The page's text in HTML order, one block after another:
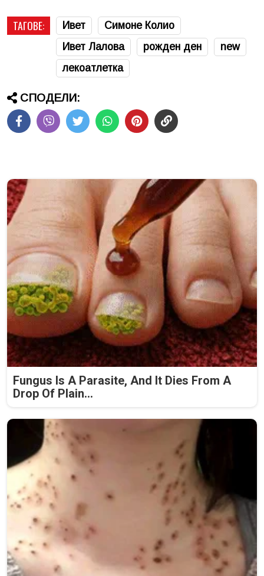
ТАГОВЕ: Ивет
Симоне Колио
Ивет Лалова
рожден ден
new
лекоатлетка
СПОДЕЛИ:
Fungus Is A Parasite, And It Dies From A
Drop Of Plain...